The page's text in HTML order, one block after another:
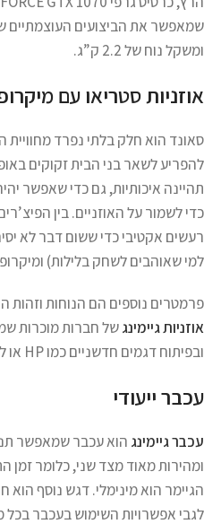
ומשקל נוח של 2.2 ק”ג.
אוזניות סטריאו עם
סאונד הוא חלק בלתי נפרד מחוויית
להפריע לשאר בני הבית זקוקים
תהיינה איכותיות, גם כדי שאפשר
כדי לשמור על האוזניים. בין
רעשים אקטיבי כדי ששום דבר לא
למי שאוהבים לשחק בלילות)
פרמטרים נוספים הם הנוחות וזהות
אוזניות גיימינגשל חברות מוכרות
ובפיתוח דגמים חדשניים כמו HP או לנובו.
עכבר ייעודי
עכבר גיימינג הוא עכבר שמאפשר
ומהירות מאוד מצד שני, כלומר זמן
הגיימר הוא מינימלי. דגש נוסף הוא
לגבי אפשרויות השימוש בעכבר בכל